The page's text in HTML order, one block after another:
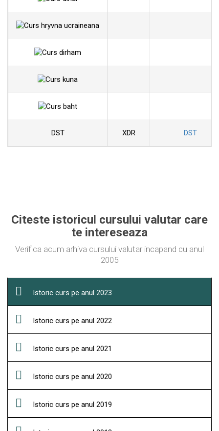
DST XDR DST
Citeste istoricul cursului valutar care
te intereseaza
Verifica acum arhiva cursului valutar incapand cu anul
2005
Istoric curs pe anul 2023
Istoric curs pe anul 2022
Istoric curs pe anul 2021
Istoric curs pe anul 2020
Istoric curs pe anul 2019